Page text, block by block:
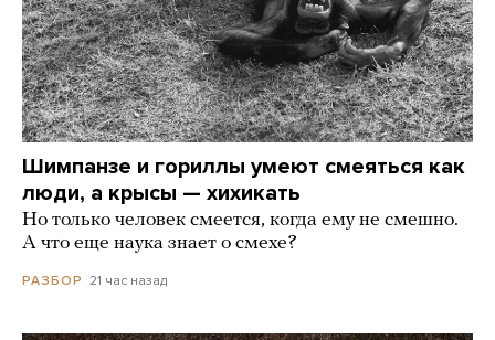
Шимпанзе и гориллы умеют смеяться как
люди, а крысы — хихикать
Но только человек смеется, когда ему не смешно.
А что еще наука знает о смехе?
РАЗБОР 21 час назад